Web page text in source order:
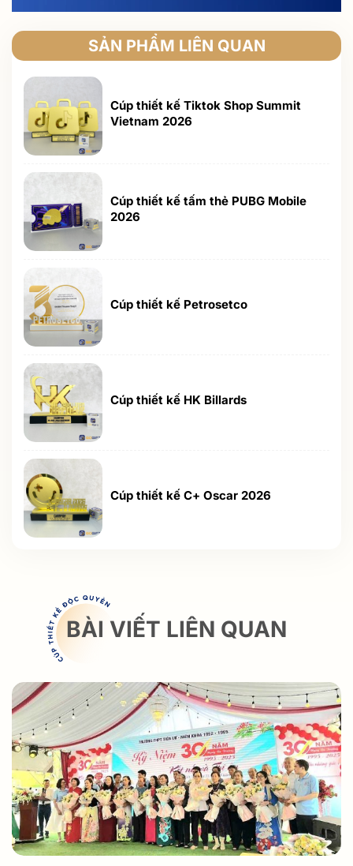
SẢN PHẨM LIÊN QUAN
Cúp thiết kế Tiktok Shop Summit
Vietnam 2026
Cúp thiết kế tấm thẻ PUBG Mobile
2026
Cúp thiết kế Petrosetco
Cúp thiết kế HK Billards
Cúp thiết kế C+ Oscar 2026
BÀI VIẾT LIÊN QUAN